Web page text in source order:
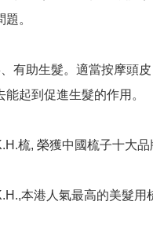
題。
有助生髮。適當按摩頭
能起到促進生髮的作用。
梳, 榮獲中國梳子十大
本港人氣最高的美髮用